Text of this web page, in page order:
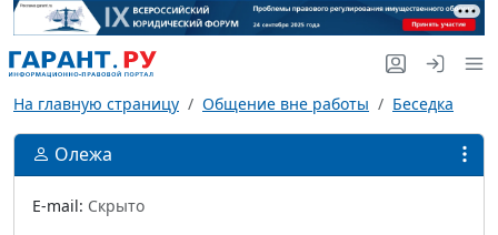
На главную страницу Общение вне работы Беседка
Олежа
E-mail: Скрыто